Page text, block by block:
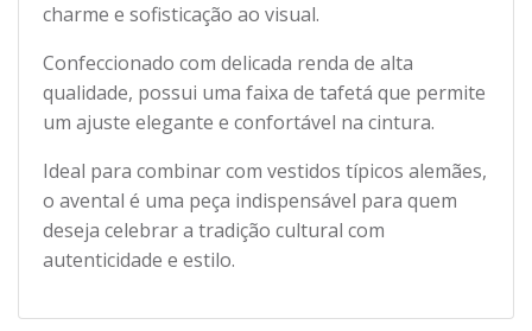
charme e sofisticação ao visual.
Confeccionado com delicada renda de alta
qualidade, possui uma faixa de tafetá que permite
um ajuste elegante e confortável na cintura.
Ideal para combinar com vestidos típicos alemães,
o avental é uma peça indispensável para quem
deseja celebrar a tradição cultural com
autenticidade e estilo.